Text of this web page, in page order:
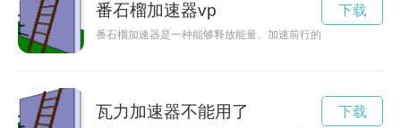
番石榴加速器vp
番石榴加速器是一种能够释放能量、加速前行的神奇装置，让
下载
瓦力加速器不能用了 下载